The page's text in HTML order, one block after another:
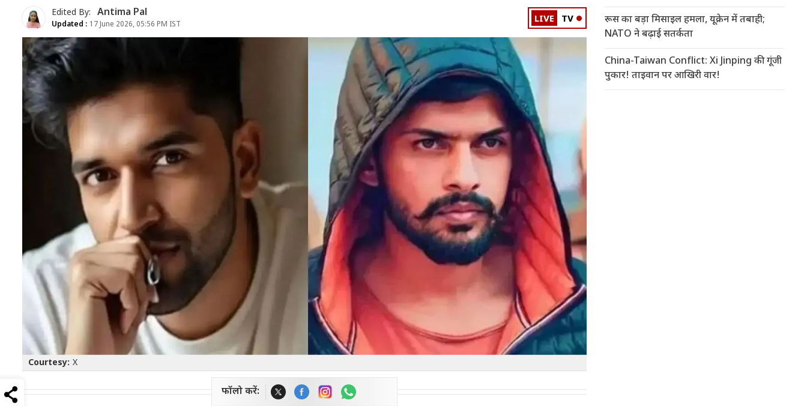
Edited By: Antima Pal
Updated : 17 June 2026, 05:56 PM IST LIVE TV
Courtesy: X
फॉलो करें:
रूस का बड़ा मिसाइल हमला, यूक्रेन में तबाही;
NATO ने बढ़ाई सतर्कता
China-Taiwan Conflict: Xi Jinping की गूंजी
पुकार! ताइवान पर आखिरी वार!